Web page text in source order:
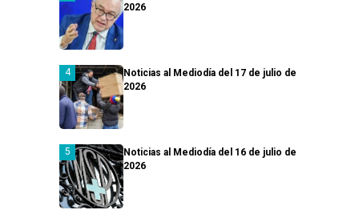
2026
Noticias al Mediodía del 17 de julio de
2026
Noticias al Mediodía del 16 de julio de
2026